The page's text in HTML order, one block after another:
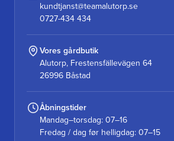
kundtjanst@teamalutorp.se
0727-434 434
Vores gårdbutik
Alutorp, Frestensfällevägen 64
26996 Båstad
Åbningstider
Mandag–torsdag: 07–16
Fredag / dag før helligdag: 07–15